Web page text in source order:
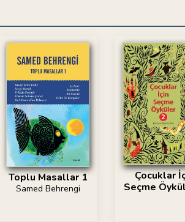
Toplu Masallar 1
Samed Behrengi
Çocuklar
Seçme